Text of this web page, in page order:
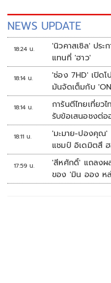
NEWS UPDATE
18:24 น.
'นิวคาสเซิล' ปร
แทนที่ 'ฮาว'
18:14 น.
'ช่อง 7HD' เปิด
มันจัดเต็มกับ
18:14 น.
การันตีไทยเที่ยว
รับข้อเสนอชงต่
18:11 น.
'มะมาย-ปองคุณ'
แชมป์ อิเดมิตสึ
คัพ สนาม 3
17:59 น.
'สีหศักดิ์' แถลงผ
ของ 'มิน ออง ห
อาเซียน